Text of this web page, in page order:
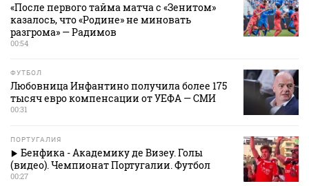
«После первого тайма матча с «Зенитом»
казалось, что «Родине» не миновать
разгрома» — Радимов
00:54
ФУТБОЛ
Любовница Инфантино получила более 175
тысяч евро компенсации от УЕФА — СМИ
00:31
ПОРТУГАЛИЯ
Бенфика - Академику де Визеу. Голы
(видео). Чемпионат Португалии. Футбол
00:27